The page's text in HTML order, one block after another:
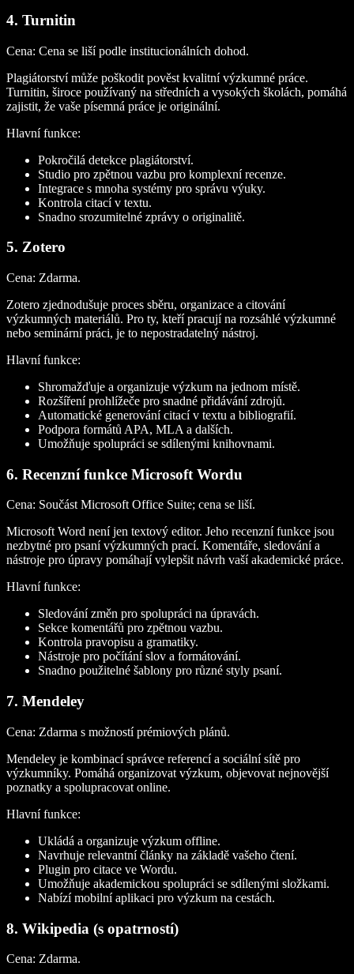
4. Turnitin
Cena: Cena se liší podle institucionálních dohod.
Plagiátorství může poškodit pověst kvalitní výzkumné práce.
Turnitin, široce používaný na středních a vysokých školách, pomáhá
zajistit, že vaše písemná práce je originální.
Hlavní funkce:
Pokročilá detekce plagiátorství.
Studio pro zpětnou vazbu pro komplexní recenze.
Integrace s mnoha systémy pro správu výuky.
Kontrola citací v textu.
Snadno srozumitelné zprávy o originalitě.
5. Zotero
Cena: Zdarma.
Zotero zjednodušuje proces sběru, organizace a citování
výzkumných materiálů. Pro ty, kteří pracují na rozsáhlé výzkumné
nebo seminární práci, je to nepostradatelný nástroj.
Hlavní funkce:
Shromažďuje a organizuje výzkum na jednom místě.
Rozšíření prohlížeče pro snadné přidávání zdrojů.
Automatické generování citací v textu a bibliografií.
Podpora formátů APA, MLA a dalších.
Umožňuje spolupráci se sdílenými knihovnami.
6. Recenzní funkce Microsoft Wordu
Cena: Součást Microsoft Office Suite; cena se liší.
Microsoft Word není jen textový editor. Jeho recenzní funkce jsou
nezbytné pro psaní výzkumných prací. Komentáře, sledování a
nástroje pro úpravy pomáhají vylepšit návrh vaší akademické práce.
Hlavní funkce:
Sledování změn pro spolupráci na úpravách.
Sekce komentářů pro zpětnou vazbu.
Kontrola pravopisu a gramatiky.
Nástroje pro počítání slov a formátování.
Snadno použitelné šablony pro různé styly psaní.
7. Mendeley
Cena: Zdarma s možností prémiových plánů.
Mendeley je kombinací správce referencí a sociální sítě pro
výzkumníky. Pomáhá organizovat výzkum, objevovat nejnovější
poznatky a spolupracovat online.
Hlavní funkce:
Ukládá a organizuje výzkum offline.
Navrhuje relevantní články na základě vašeho čtení.
Plugin pro citace ve Wordu.
Umožňuje akademickou spolupráci se sdílenými složkami.
Nabízí mobilní aplikaci pro výzkum na cestách.
8. Wikipedia (s opatrností)
Cena: Zdarma.